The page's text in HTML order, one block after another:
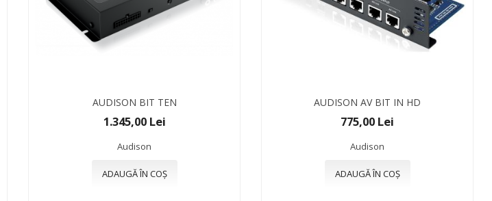
AUDISON BIT TEN
1.345,00 Lei
Audison
ADAUGĂ ÎN COȘ
AUDISON AV BIT IN HD
775,00 Lei
Audison
ADAUGĂ ÎN COȘ